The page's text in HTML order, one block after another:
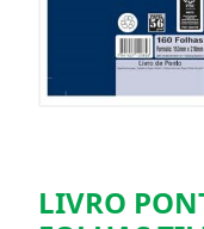
LIVRO